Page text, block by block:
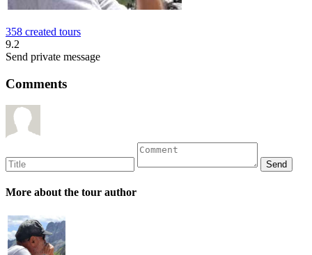
358 created tours
9.2
Send private message
Comments
More about the tour author